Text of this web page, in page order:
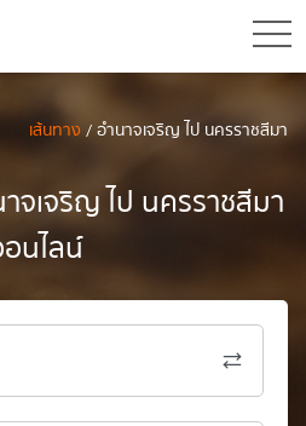
เส้นทาง/ อำนาจเจริญ ไป นครราชสีมา
จเจริญ ไป นครราชสีมา
นไลน์